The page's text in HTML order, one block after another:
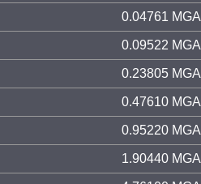
0.04761 MGA
0.09522 MGA
0.23805 MGA
0.47610 MGA
0.95220 MGA
1.90440 MGA